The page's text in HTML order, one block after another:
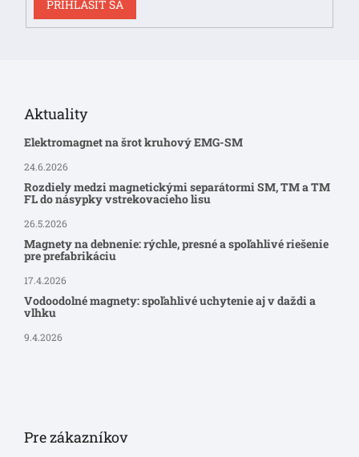
PRIHLÁSIŤ SA
Aktuality
Elektromagnet na šrot kruhový EMG-SM
24.6.2026
Rozdiely medzi magnetickými separátormi SM, TM a TM
FL do násypky vstrekovacieho lisu
26.5.2026
Magnety na debnenie: rýchle, presné a spoľahlivé riešenie
pre prefabrikáciu
17.4.2026
Vodoodolné magnety: spoľahlivé uchytenie aj v daždi a
vlhku
9.4.2026
Pre zákazníkov